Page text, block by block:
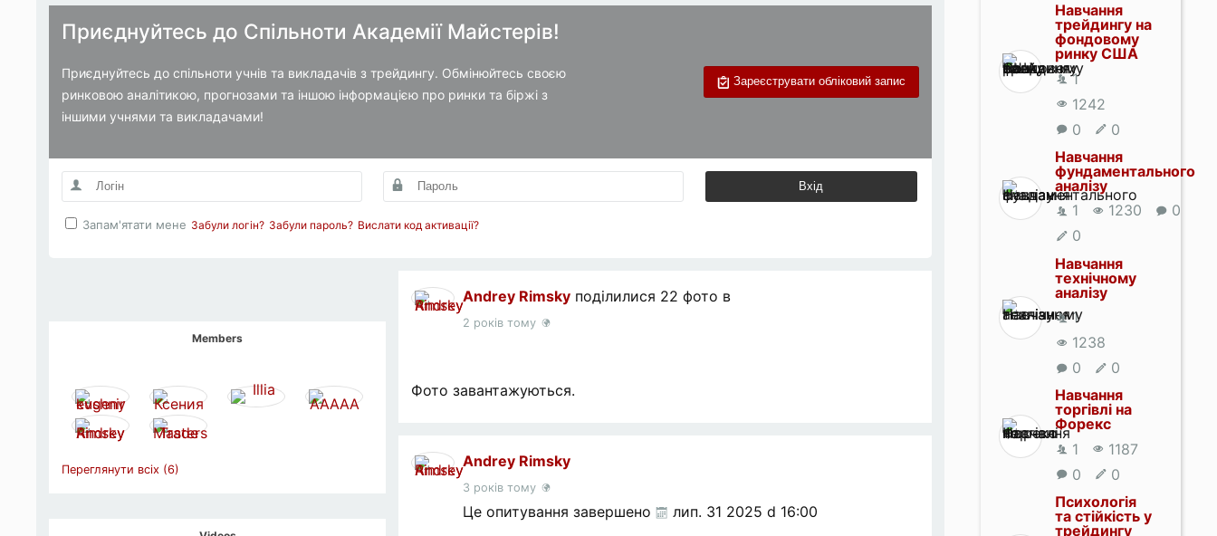
Приєднуйтесь до Спільноти Академії Майстерів!
Приєднуйтесь до спільноти учнів та викладачів з трейдингу. Обмінюйтесь своєю
ринковою аналітикою, прогнозами та іншою інформацією про ринки та біржі з
іншими учнями та викладачами!
Зареєструвати обліковий запис
Вхід
Запам'ятати мене Забули логін? Забули пароль? Вислати код активації?
Members
Переглянути всіх (6)
Andrey Rimsky поділилися 22 фото в
2 років тому
Фото завантажуються.
Andrey Rimsky
3 років тому
Це опитування завершено лип. 31 2025 d 16:00
Навчання
трейдингу на
фондовому
ринку США
1
1242
0
0
Навчання
фундаментального
аналізу
1
1230
0
0
Навчання
технічному
аналізу
1
1238
0
0
Навчання
торгівлі на
Форекс
1
1187
0
0
Психологія
та стійкість у
трейдингу